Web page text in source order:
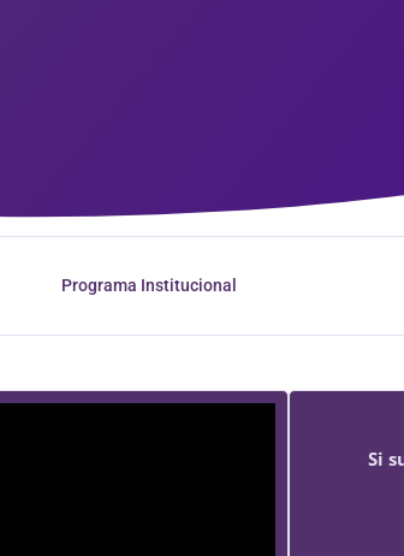
Programa Institucional
Si